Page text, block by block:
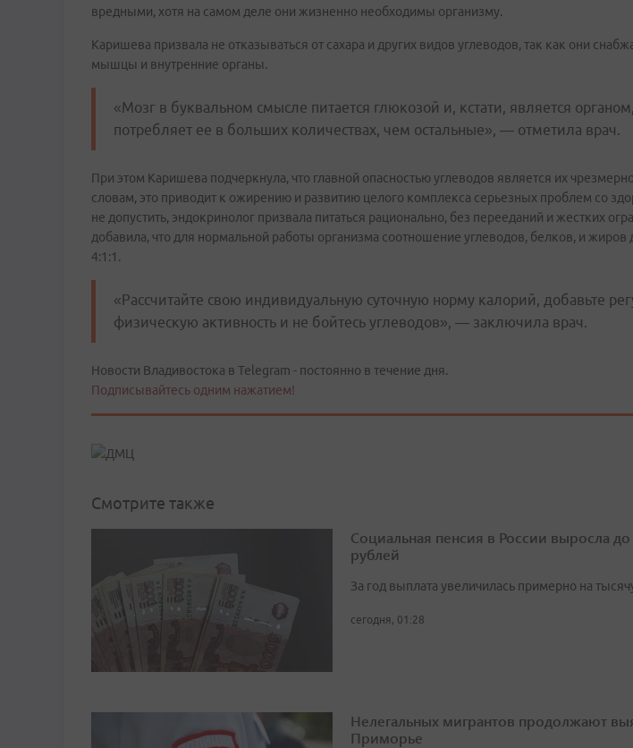
вредными, хотя на самом деле они жизненно необходимы организму.
Каришева призвала не отказываться от сахара и других видов углеводов, так как они
мышцы и внутренние органы.
«Мозг в буквальном смысле питается глюкозой и, кстати, является
потребляет ее в больших количествах, чем остальные», — отметила врач.
При этом Каришева подчеркнула, что главной опасностью углеводов является их
словам, это приводит к ожирению и развитию целого комплекса серьезных проблем со
не допустить, эндокринолог призвала питаться рационально, без перееданий и жестких
добавила, что для нормальной работы организма соотношение углеводов, белков, и жиров
4:1:1.
«Рассчитайте свою индивидуальную суточную норму калорий, добавьте
физическую активность и не бойтесь углеводов», — заключила врач.
Новости Владивостока в Telegram - постоянно в течение дня.
Подписывайтесь одним нажатием!
Смотрите также
Социальная пенсия в России выросла до
рублей
За год выплата увеличилась примерно на
сегодня, 01:28
Нелегальных мигрантов продолжают
Приморье